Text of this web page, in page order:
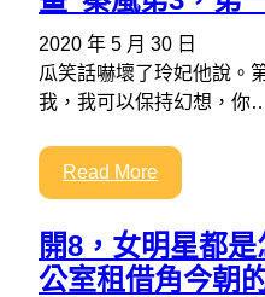
2020 年 5 月 30 日
瓜笑話嚇壞了玲妃他說
我，我可以保持幻想，你
Read More
開8，女明星都
公室租借角今朝